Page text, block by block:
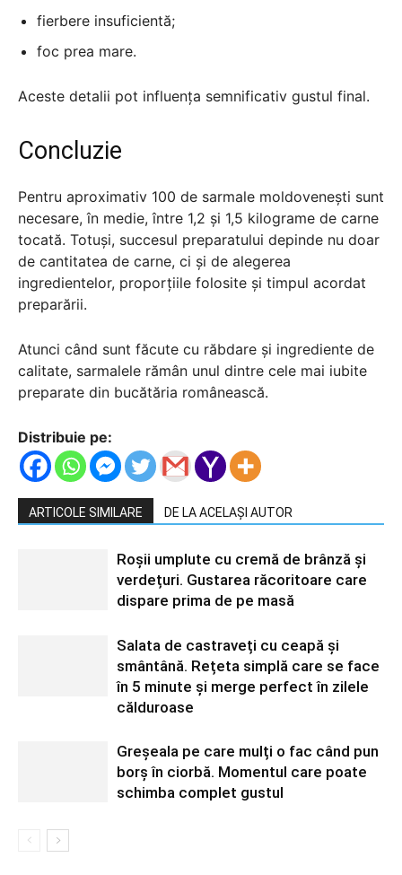
fierbere insuficientă;
foc prea mare.
Aceste detalii pot influența semnificativ gustul final.
Concluzie
Pentru aproximativ 100 de sarmale moldovenești sunt
necesare, în medie, între 1,2 și 1,5 kilograme de carne
tocată. Totuși, succesul preparatului depinde nu doar
de cantitatea de carne, ci și de alegerea
ingredientelor, proporțiile folosite și timpul acordat
preparării.
Atunci când sunt făcute cu răbdare și ingrediente de
calitate, sarmalele rămân unul dintre cele mai iubite
preparate din bucătăria românească.
Distribuie pe:
ARTICOLE SIMILARE DE LA ACELAȘI AUTOR
Roșii umplute cu cremă de brânză și
verdețuri. Gustarea răcoritoare care
dispare prima de pe masă
Salata de castraveți cu ceapă și
smântână. Rețeta simplă care se face
în 5 minute și merge perfect în zilele
călduroase
Greșeala pe care mulți o fac când pun
borș în ciorbă. Momentul care poate
schimba complet gustul